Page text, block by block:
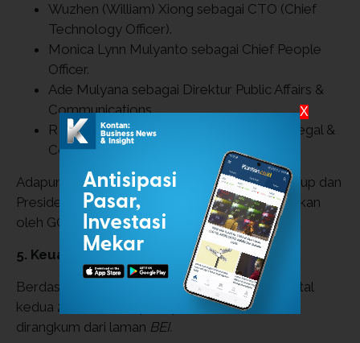
Wuzhen (William) Xiong sebagai CTO (Chief
Technology Officer).
Monica Lynn Mulyanto sebagai Chief People
Officer.
Ade Mulyana sebagai Direktur Public Affairs &
Communications.
R A Koesoemohadiani sebagai Direktur Legal &
Corporate Secretary.
Adapun, pengumuman terkait penerus COO Grup dan
Presiden On-Demand Services belum diumumkan
oleh GOTO.
5. Keuangan & Kinerja (2025)
Berdasarkan laporan kuartal pertama dan kuartal
kedua 2025, berikut poin-poin kinerja utama,
dirangkum dari laman BEI.
X